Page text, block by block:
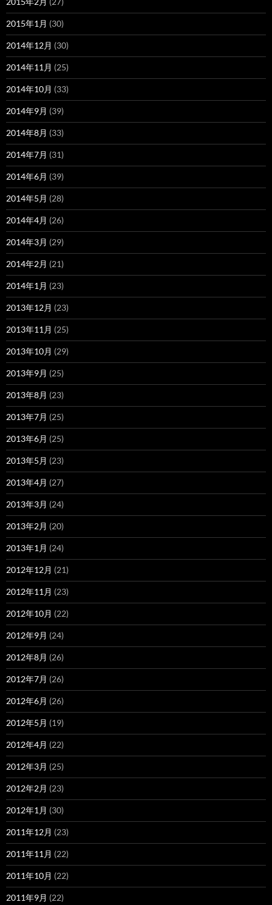
2015年1月 (30)
2014年12月 (30)
2014年11月 (25)
2014年10月 (33)
2014年9月 (39)
2014年8月 (33)
2014年7月 (31)
2014年6月 (39)
2014年5月 (28)
2014年4月 (26)
2014年3月 (29)
2014年2月 (21)
2014年1月 (23)
2013年12月 (23)
2013年11月 (25)
2013年10月 (29)
2013年9月 (25)
2013年8月 (23)
2013年7月 (25)
2013年6月 (25)
2013年5月 (23)
2013年4月 (27)
2013年3月 (24)
2013年2月 (20)
2013年1月 (24)
2012年12月 (21)
2012年11月 (23)
2012年10月 (22)
2012年9月 (24)
2012年8月 (26)
2012年7月 (26)
2012年6月 (26)
2012年5月 (19)
2012年4月 (22)
2012年3月 (25)
2012年2月 (23)
2012年1月 (30)
2011年12月 (23)
2011年11月 (22)
2011年10月 (22)
2011年9月 (22)